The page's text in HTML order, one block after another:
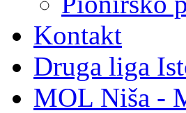
Kontakt
Druga liga
MOL Niša -